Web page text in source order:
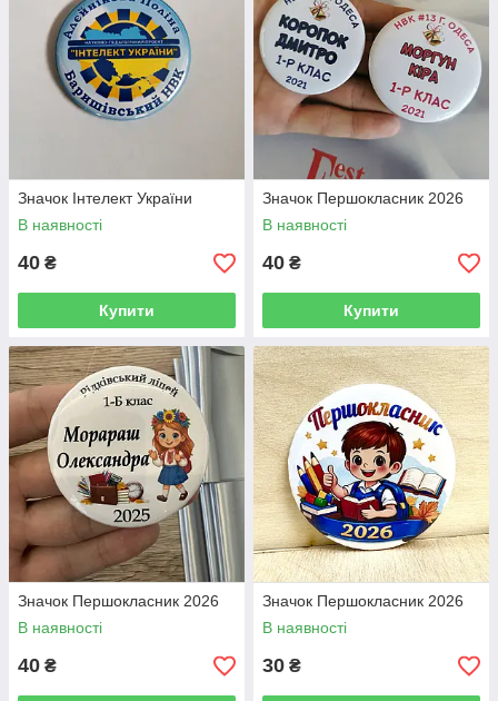
Значок Інтелект України
В наявності
40 ₴
Купити
Значок Першокласник 2026
В наявності
40 ₴
Купити
Значок Першокласник 2026
В наявності
40 ₴
Значок Першокласник 2026
В наявності
30 ₴